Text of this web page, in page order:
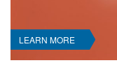
LEARN MORE